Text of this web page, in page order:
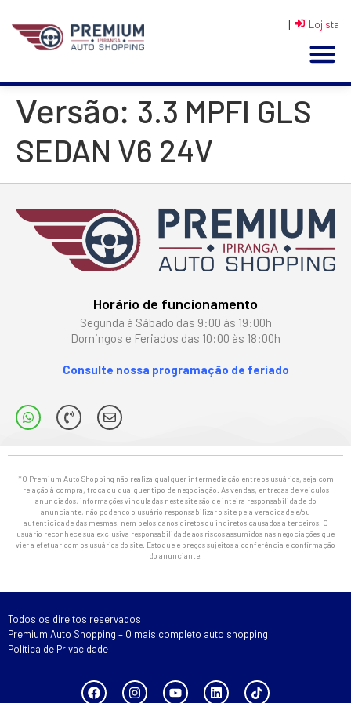
| Lojista
Versão: 3.3 MPFI GLS
SEDAN V6 24V
Horário de funcionamento
Segunda à Sábado das 9:00 às 19:00h
Domingos e Feriados das 10:00 às 18:00h
Consulte nossa programação de feriado
*O Premium Auto Shopping não realiza qualquer intermediação entre os usuários, seja com
relação à compra, troca ou qualquer tipo de negociação. As vendas, entregas de veículos
anunciados, informações vinculadas neste site são de inteira responsabilidade do
anunciante, não podendo o usuário responsabilizar o site pela veracidade e/ou
autenticidade das mesmas, nem pelos danos diretos ou indiretos causados a terceiros. O
usuário reconhece sua exclusiva responsabilidade aos riscos assumidos nas negociações que
vier a efetuar com os usuários do site. Estoque e preços sujeitos a conferência e confirmação
do anunciante.
Todos os direitos reservados
Premium Auto Shopping – O mais completo auto shopping
Política de Privacidade